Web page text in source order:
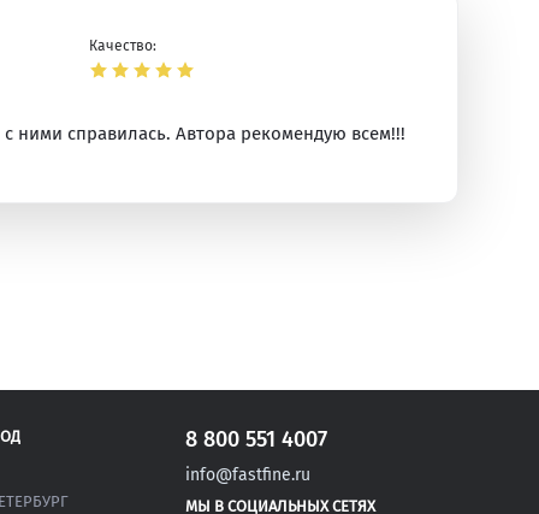
Качество:
ними справилась. Автора рекомендую всем!!!
8 800 551 4007
info@fastfine.ru
МЫ В СОЦИАЛЬНЫХ СЕТЯХ